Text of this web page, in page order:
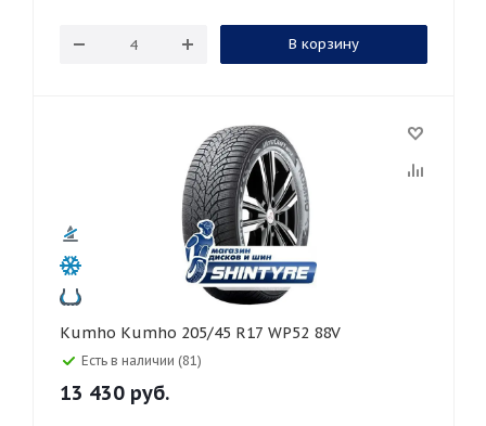
В корзину
Kumho Kumho 205/45 R17 WP52 88V
Есть в наличии (81)
13 430 руб.